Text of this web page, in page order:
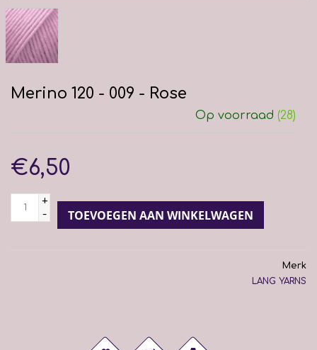
Merino 120 - 009 - Rose
Op voorraad (28)
€6,50
+
-
TOEVOEGEN AAN WINKELWAGEN
Merk
LANG YARNS